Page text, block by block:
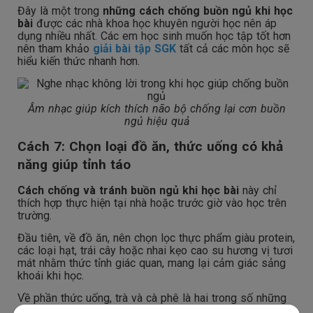
Đây là một trong những cách chống buồn ngủ khi học
bài được các nhà khoa học khuyên người học nên áp
dụng nhiều nhất. Các em học sinh muốn học tập tốt hơn
nên tham khảo giải bài tập SGK tất cả các môn học sẽ
hiểu kiến thức nhanh hơn.
Âm nhạc giúp kích thích não bộ chống lại cơn buồn
ngủ hiệu quả
Cách 7: Chọn loại đồ ăn, thức uống có khả
năng giúp tỉnh táo
Cách chống và tránh buồn ngủ khi học bài này chỉ
thích hợp thực hiện tại nhà hoặc trước giờ vào học trên
trường.
Đầu tiên, về đồ ăn, nên chọn lọc thực phẩm giàu protein,
các loại hạt, trái cây hoặc nhai kẹo cao su hương vị tươi
mát nhằm thức tỉnh giác quan, mang lại cảm giác sảng
khoái khi học.
Về phần thức uống, trà và cà phê là hai trong số những